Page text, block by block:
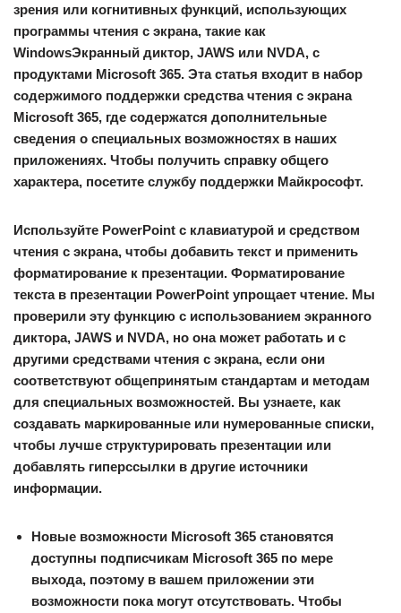
зрения или когнитивных функций, использующих
программы чтения с экрана, такие как
WindowsЭкранный диктор, JAWS или NVDA, с
продуктами Microsoft 365. Эта статья входит в набор
содержимого поддержки средства чтения с экрана
Microsoft 365, где содержатся дополнительные
сведения о специальных возможностях в наших
приложениях. Чтобы получить справку общего
характера, посетите службу поддержки Майкрософт.
Используйте PowerPoint с клавиатурой и средством
чтения с экрана, чтобы добавить текст и применить
форматирование к презентации. Форматирование
текста в презентации PowerPoint упрощает чтение. Мы
проверили эту функцию с использованием экранного
диктора, JAWS и NVDA, но она может работать и с
другими средствами чтения с экрана, если они
соответствуют общепринятым стандартам и методам
для специальных возможностей. Вы узнаете, как
создавать маркированные или нумерованные списки,
чтобы лучше структурировать презентации или
добавлять гиперссылки в другие источники
информации.
Новые возможности Microsoft 365 становятся
доступны подписчикам Microsoft 365 по мере
выхода, поэтому в вашем приложении эти
возможности пока могут отсутствовать. Чтобы